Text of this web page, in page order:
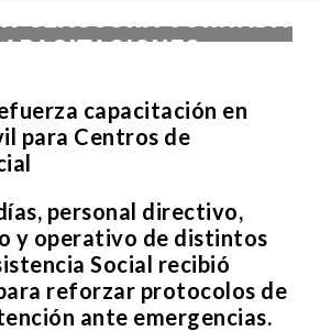
CLAUSURA JORNADA
capacitación en
para Centros de
personal directivo,
y operativo de distintos
Social recibió
reforzar protocolos de
ante emergencias.